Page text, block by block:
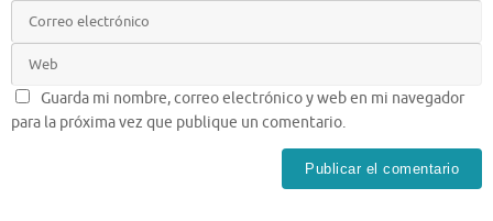
Guarda mi nombre, correo electrónico y web en mi navegador
para la próxima vez que publique un comentario.